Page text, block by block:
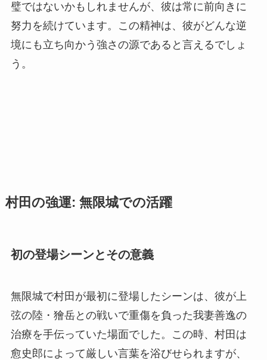
璧ではないかもしれませんが、彼は常に前向きに
努力を続けています。この精神は、彼がどんな逆
境にも立ち向かう強さの源であると言えるでしょ
う。
村田の強運: 無限城での活躍
初の登場シーンとその意義
無限城で村田が最初に登場したシーンは、彼が上
弦の陸・獪岳との戦いで重傷を負った我妻善逸の
治療を手伝っていた場面でした。この時、村田は
愈史郎によって厳しい言葉を浴びせられますが、